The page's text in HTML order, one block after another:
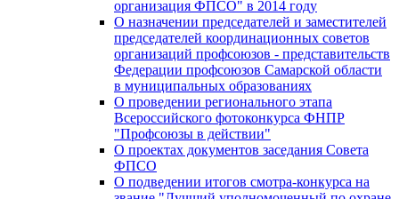
организация ФПСО" в 2014 году
О назначении председателей и заместителей
председателей координационных советов
организаций профсоюзов - представительств
Федерации профсоюзов Самарской области
в муниципальных образованиях
О проведении регионального этапа
Всероссийского фотоконкурса ФНПР
"Профсоюзы в действии"
О проектах документов заседания Совета
ФПСО
О подведении итогов смотра-конкурса на